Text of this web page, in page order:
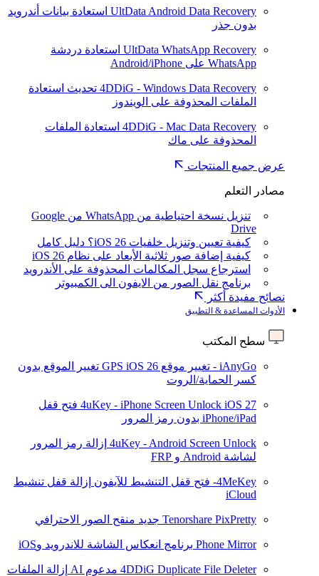
UltData Android Data Recovery استعادة بيانات أندرويد
بدون جذر
UltData WhatsApp Recovery استعادة دردشة
WhatsApp على Android/iPhone
4DDiG - Windows Data Recovery تحديث استعادة
الملفات المحذوفة على الويندوز
4DDiG - Mac Data Recovery استعادة الملفات
المحذوفة على ماك
عرض جميع المنتجات
مصادر التعلم
تنزيل نسخة احتياطية من WhatsApp من Google
Drive
كيفية تعيين وتنزيل خلفيات iOS 26؟ دليل كامل
كيفية إضافة صور ثلاثية الأبعاد على نظام iOS 26
استرجاع سجل المكالمات المحذوفة على الأندرويد
برنامج نقل الصور من الايفون الى الكمبيوتر
نصائح مفيدة أكثر
الأدوات المساعدة & التطبيق
سطح المكتب
iAnyGo - تغيير موقع GPS iOS 26
تغيير الموقع بدون
كسر الحماية/الروت
4uKey - iPhone Screen Unlock iOS 27
فتح قفل
iPhone/iPad بدون رمز المرور
4uKey - Android Screen Unlock إزالة رمز المرور
لشاشة Android و FRP
4MeKey- فتح قفل التنشيط للآيفون
إزالة قفل تنشيط
iCloud
Tenorshare PixPretty جديد منقح الصور الاحترافي
Phone Mirror برنامج انعكاس الشاشة للاندرويد وiOS
4DDiG Duplicate File Deleter مدعوم AI
إزالة الملفات